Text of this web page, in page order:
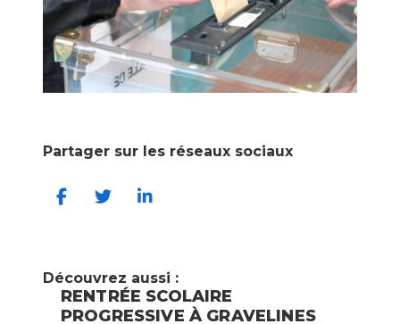
Partager sur les réseaux sociaux
Découvrez aussi :
RENTRÉE SCOLAIRE
PROGRESSIVE À GRAVELINES